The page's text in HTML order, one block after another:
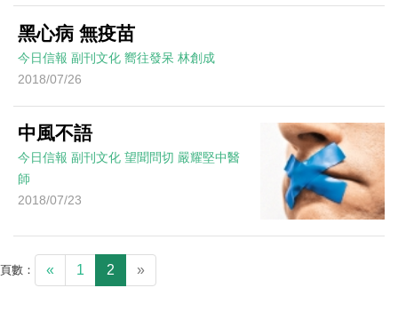
黑心病 無疫苗
今日信報 副刊文化 嚮往發呆 林創成
2018/07/26
中風不語
今日信報 副刊文化 望聞問切 嚴耀堅中醫
師
2018/07/23
頁數： « 1 2 »